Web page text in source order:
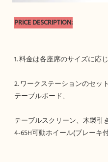
テーブルスクリーン、木製引